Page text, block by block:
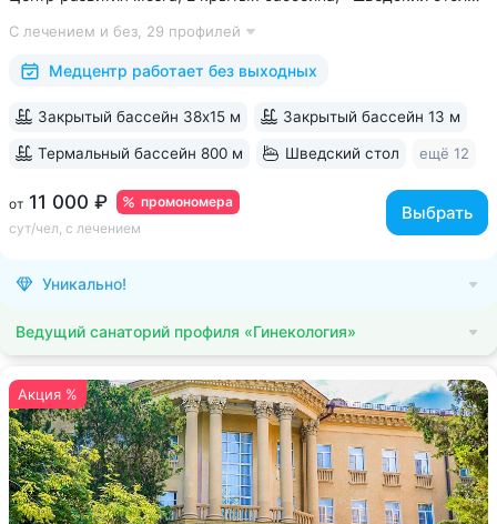
большой спа-комплекс, вода «Легенда Кавказа» •
Расположен в уединенном...
С лечением и без, 29 профилей
Медцентр работает без выходных
промономера
от 11 000 ₽
сут/чел, с лечением
Выбрать
Закрытый бассейн 38х15 м Закрытый бассейн 13 м
Термальный бассейн 800 м Шведский стол ещё 12
Уникально!
Ведущий санаторий профиля «Гинекология»
Акция %